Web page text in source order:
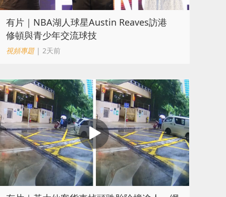
有片｜NBA湖人球星Austin Reaves訪港
修頓與青少年交流球技
視頻專題| 2天前